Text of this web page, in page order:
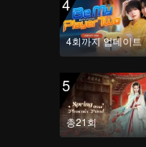
4회까지 업데이트
5
총21회